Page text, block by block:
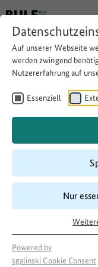
Auf unserer Webseite
werden zwingend
Nutzererfahrung auf
Essenziell
Nur
Powered by
sgalinski Cookie Consent
PKW für
zum
08/2017–08/2018
Förderung
500 LandInitiativen